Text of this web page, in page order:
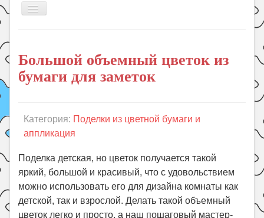
Включить/
Книги
Рукоделие
Уроки
ГДЗ
Праздники
Психология
Летом!
Большой объемный цветок из
бумаги для заметок
Категория: Поделки из цветной бумаги и
аппликация
Поделка детская, но цветок получается такой
яркий, большой и красивый, что с удовольствием
можно использовать его для дизайна комнаты как
детской, так и взрослой. Делать такой объемный
цветок легко и просто, а наш пошаговый мастер-